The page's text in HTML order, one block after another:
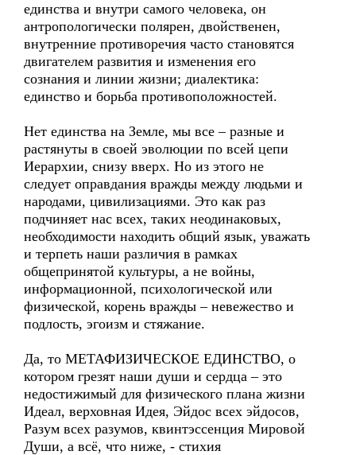
единства и внутри самого человека, он
антропологически полярен, двойственен,
внутренние противоречия часто становятся
двигателем развития и изменения его
сознания и линии жизни; диалектика:
единство и борьба противоположностей.
Нет единства на Земле, мы все – разные и
растянуты в своей эволюции по всей цепи
Иерархии, снизу вверх. Но из этого не
следует оправдания вражды между людьми и
народами, цивилизациями. Это как раз
подчиняет нас всех, таких неодинаковых,
необходимости находить общий язык, уважать
и терпеть наши различия в рамках
общепринятой культуры, а не войны,
информационной, психологической или
физической, корень вражды – невежество и
подлость, эгоизм и стяжание.
Да, то МЕТАФИЗИЧЕСКОЕ ЕДИНСТВО, о
котором грезят наши души и сердца – это
недостижимый для физического плана жизни
Идеал, верховная Идея, Эйдос всех эйдосов,
Разум всех разумов, квинтэссенция Мировой
Души, а всё, что ниже, - стихия